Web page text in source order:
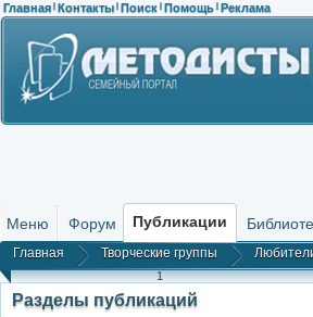
Главная | Контакты | Поиск | Помощь | Реклама
Меню Форум Публикации
Главная Творческие группы
1
Разделы публикаций